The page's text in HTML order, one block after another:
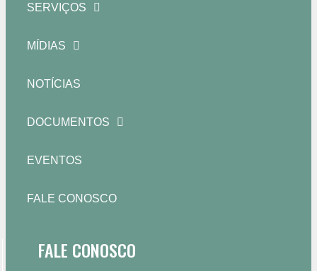
SERVIÇOS
MÍDIAS
NOTÍCIAS
DOCUMENTOS
EVENTOS
FALE CONOSCO
FALE CONOSCO